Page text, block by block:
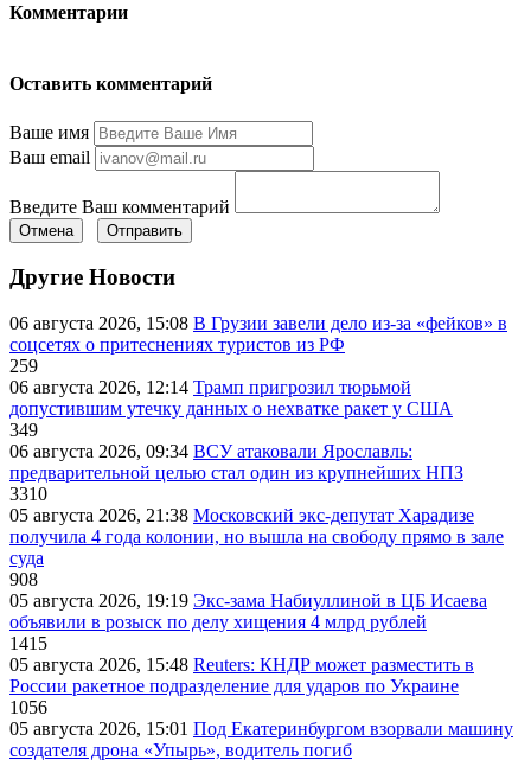
Комментарии
Оставить комментарий
Ваше имя
Ваш email
Введите Ваш комментарий
Отмена Отправить
Другие Новости
06 августа 2026, 15:08 В Грузии завели дело из-за «фейков» в
соцсетях о притеснениях туристов из РФ
259
06 августа 2026, 12:14 Трамп пригрозил тюрьмой
допустившим утечку данных о нехватке ракет у США
349
06 августа 2026, 09:34 ВСУ атаковали Ярославль:
предварительной целью стал один из крупнейших НПЗ
3310
05 августа 2026, 21:38 Московский экс-депутат Харадизе
получила 4 года колонии, но вышла на свободу прямо в зале
суда
908
05 августа 2026, 19:19 Экс-зама Набиуллиной в ЦБ Исаева
объявили в розыск по делу хищения 4 млрд рублей
1415
05 августа 2026, 15:48 Reuters: КНДР может разместить в
России ракетное подразделение для ударов по Украине
1056
05 августа 2026, 15:01 Под Екатеринбургом взорвали машину
создателя дрона «Упырь», водитель погиб